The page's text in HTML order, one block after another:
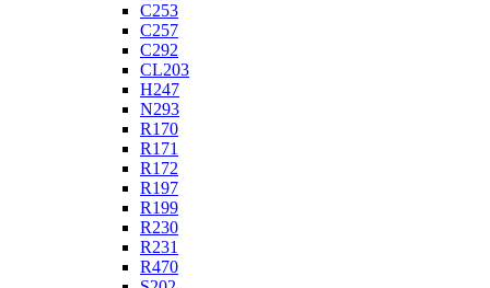
C253
C257
C292
CL203
H247
N293
R170
R171
R172
R197
R199
R230
R231
R470